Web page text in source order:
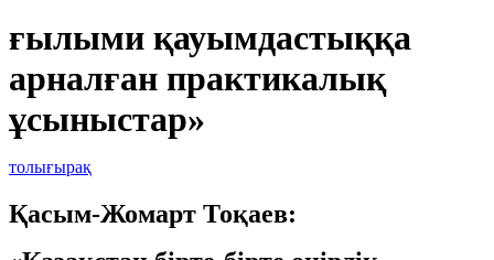
ғылыми қауымдастыққа
арналған практикалық
ұсыныстар»
толығырақ
Қасым-Жомарт Тоқаев: